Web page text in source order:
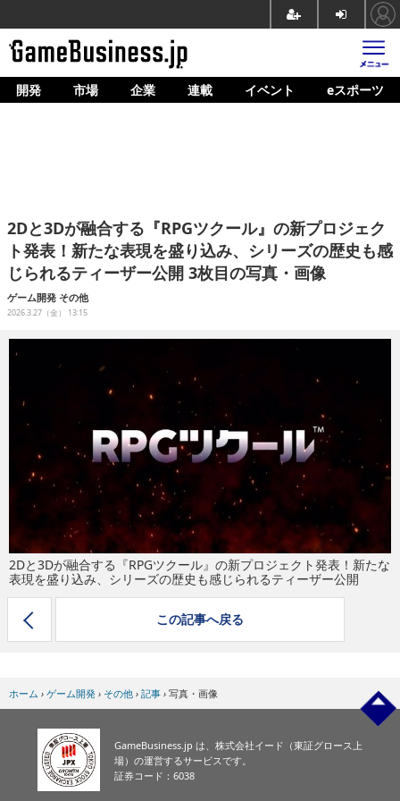
ホーム
企業動向
人材育成
産業政策
開発 市場 企業 連載 イベント eスポーツ
2Dと3Dが融合する『RPGツクール』の新プロジェク
ト発表！新たな表現を盛り込み、シリーズの歴史も感
じられるティーザー公開 3枚目の写真・画像
ゲーム開発 その他
2026.3.27（金） 13:15
2Dと3Dが融合する『RPGツクール』の新プロジェクト発表！新たな
表現を盛り込み、シリーズの歴史も感じられるティーザー公開
この記事へ戻る
ホーム › ゲーム開発 › その他 › 記事 › 写真・画像
GameBusiness.jp は、株式会社イード（東証グロース上
場）の運営するサービスです。
証券コード：6038